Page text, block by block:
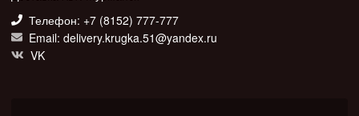
Телефон: +7 (8152) 777-777
Email: delivery.krugka.51@yandex.ru
VK